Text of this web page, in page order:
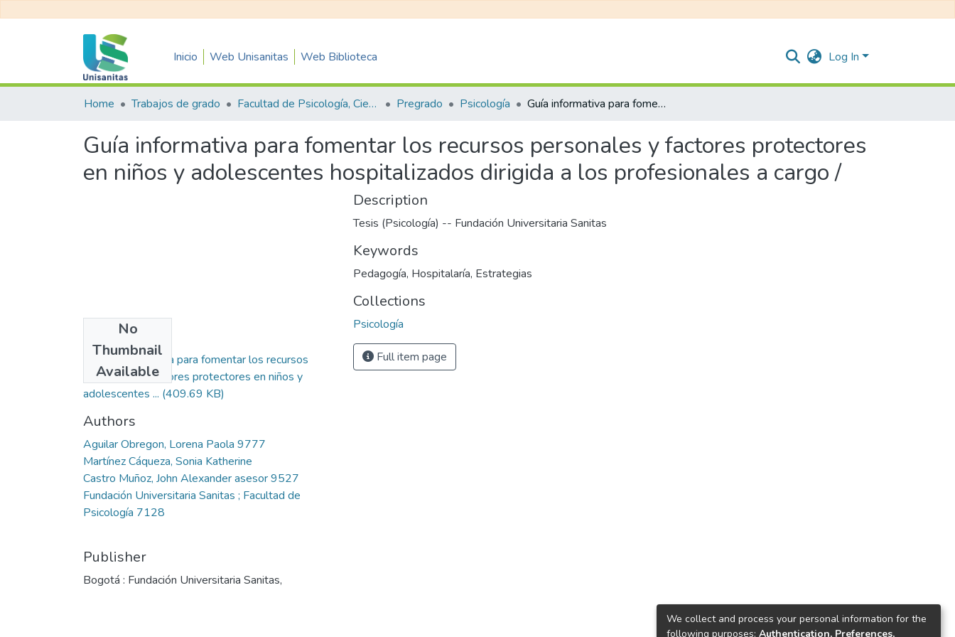
Inicio Web Unisanitas Web Biblioteca Log In
Home Trabajos de grado Facultad de Psicología, Ciencias Sociales y de la Educación Pregrado Psicología Guía informativa para fomentar los recursos personales y factores protectores en niños y adolescentes hospitalizados dirigida a los profesionales a cargo /
Guía informativa para fomentar los recursos personales y factores protectores
en niños y adolescentes hospitalizados dirigida a los profesionales a cargo /
No
Thumbnail
Available
Guía informativa para fomentar los recursos
personales y factores protectores en niños y
adolescentes ... (409.69 KB)
Authors
Aguilar Obregon, Lorena Paola 9777
Martínez Cáqueza, Sonia Katherine
Castro Muñoz, John Alexander asesor 9527
Fundación Universitaria Sanitas ; Facultad de
Psicología 7128
Publisher
Bogotá : Fundación Universitaria Sanitas,
Description
Tesis (Psicología) -- Fundación Universitaria Sanitas
Keywords
Pedagogía, Hospitalaría, Estrategias
Collections
Psicología
Full item page
We collect and process your personal information for the
following purposes: Authentication, Preferences,